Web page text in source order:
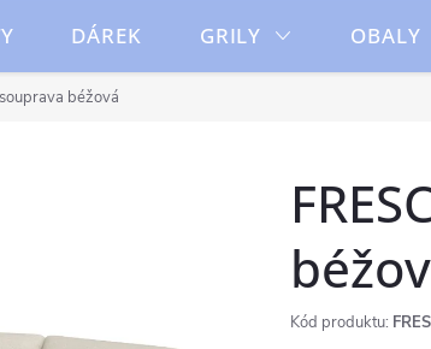
DÁREK GRILY OBALY
béžová
Kód produktu: